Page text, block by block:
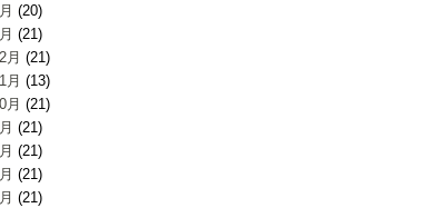
(20)
(21)
月 (21)
月 (13)
月 (21)
(21)
(21)
(21)
(21)